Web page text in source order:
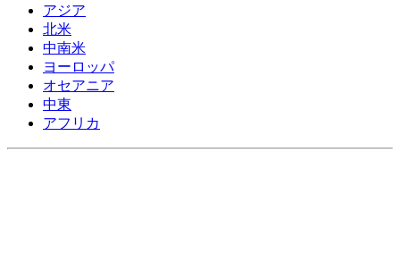
アジア
北米
中南米
ヨーロッパ
オセアニア
中東
アフリカ